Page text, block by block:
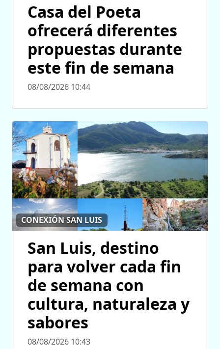
Casa del Poeta
ofrecerá diferentes
propuestas durante
este fin de semana
08/08/2026 10:44
CONEXIÓN SAN LUIS
San Luis, destino
para volver cada fin
de semana con
cultura, naturaleza y
sabores
08/08/2026 10:43